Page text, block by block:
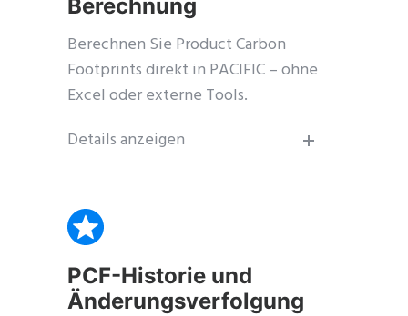
Berechnung
Berechnen Sie Product Carbon
Footprints direkt in PACIFIC – ohne
Excel oder externe Tools.
Details anzeigen
PCF-Historie und
Änderungsverfolgung